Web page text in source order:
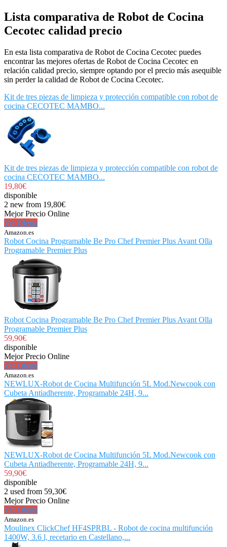
Lista comparativa de Robot de Cocina
Cecotec calidad precio
En esta lista comparativa de Robot de Cocina Cecotec puedes
encontrar las mejores ofertas de Robot de Cocina Cecotec en
relación calidad precio, siempre optando por el precio más asequible
sin perder la calidad de Robot de Cocina Cecotec.
Kit de tres piezas de limpieza y protección compatible con robot de
cocina CECOTEC MAMBO...
Kit de tres piezas de limpieza y protección compatible con robot de
cocina CECOTEC MAMBO...
19,80€
disponible
2 new from 19,80€
Mejor Precio Online
Ver Oferta
Amazon.es
Robot Cocina Programable Be Pro Chef Premier Plus Avant Olla
Programable Premier Plus
Robot Cocina Programable Be Pro Chef Premier Plus Avant Olla
Programable Premier Plus
59,90€
disponible
Mejor Precio Online
Ver Oferta
Amazon.es
NEWLUX-Robot de Cocina Multifunción 5L Mod.Newcook con
Cubeta Antiadherente, Programable 24H, 9...
NEWLUX-Robot de Cocina Multifunción 5L Mod.Newcook con
Cubeta Antiadherente, Programable 24H, 9...
59,90€
disponible
2 used from 59,30€
Mejor Precio Online
Ver Oferta
Amazon.es
Moulinex ClickChef HF4SPRBL - Robot de cocina multifunción
1400W, 3.6 l, recetario en Castellano,...